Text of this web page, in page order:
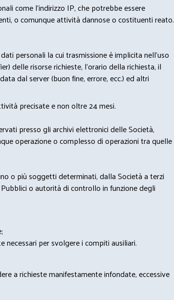
come l'indirizzo IP, che potrebbe essere
o comunque attività dannose o costituenti reato.
personali la cui trasmissione è implicita nell'uso
delle risorse richieste, l'orario della richiesta, il
dal server (buon fine, errore, ecc.) ed altri
precisate e non oltre 24 mesi.
presso gli archivi elettronici delle Società,
operazione o complesso di operazioni tra quelle
o più soggetti determinati, dalla Società a terzi
o autorità di controllo in funzione degli
per svolgere i compiti ausiliari.
a richieste manifestamente infondate, eccessive